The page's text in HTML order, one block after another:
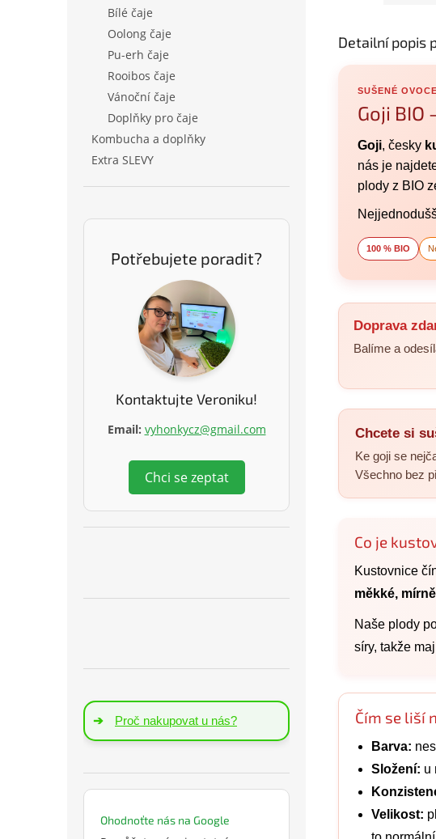
Bílé čaje
Oolong čaje
Pu-erh čaje
Rooibos čaje
Vánoční čaje
Doplňky pro čaje
Kombucha a doplňky
Extra SLEVY
Potřebujete poradit?
Kontaktujte Veroniku!
Email: vyhonkycz@gmail.com
Chci se zeptat
➔ Proč nakupovat u nás?
Ohodnoťte nás na Google
Detailní popis
SUŠENÉ
Goji BIO
Goji, česky
nás je
plody z BIO
100 % BIO
Doprava
Balíme a
Chcete si
Ke goji se
Všechno bez
Co je
Kustovnice
měkké,
Naše plody
síry, takže
Čím se liší
Barva:
Složení: u
Velikost: